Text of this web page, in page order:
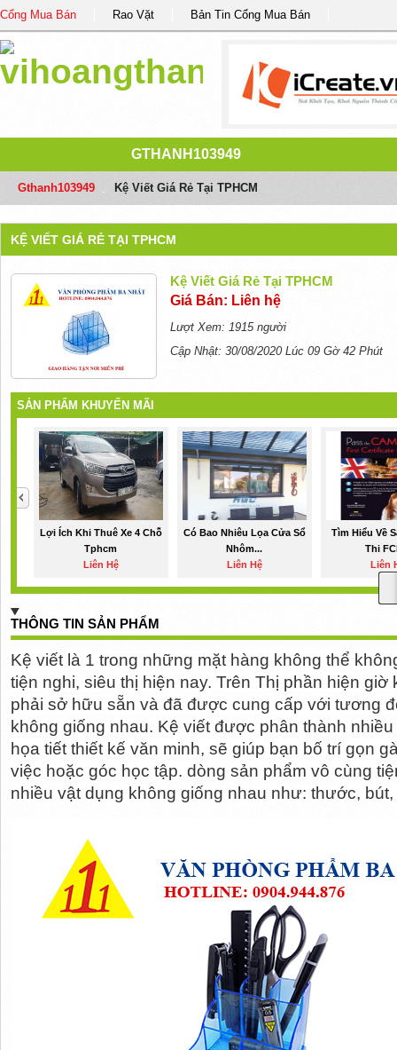
Cổng Mua Bán Rao Vặt Bản Tin Cổng Mua Bán
GTHANH103949
Gthanh103949 Kệ Viết Giá Rẻ Tại TPHCM
KỆ VIẾT GIÁ RẺ TẠI TPHCM
Kệ Viết Giá Rẻ Tại TPHCM
Giá Bán: Liên hệ
Lượt Xem: 1915 người
Cập Nhật: 30/08/2020 Lúc 09 Gờ 42 Phút
SẢN PHẨM KHUYẾN MÃI
Lợi Ích Khi Thuê Xe 4 Chỗ
Tphcm
Liên Hệ
Có Bao Nhiêu Lọa Cửa Sổ
Nhôm...
Liên Hệ
Tìm Hiểu Về
Thi
Liên
THÔNG TIN SẢN PHẨM
Kệ viết là 1 trong những mặt hàng không thể
tiện nghi, siêu thị hiện nay. Trên Thị phần hiện giờ
phải sở hữu sẵn và đã được cung cấp với tương
không giống nhau. Kệ viết được phân thành
họa tiết thiết kế văn minh, sẽ giúp bạn bố trí gọn
việc hoặc góc học tập. dòng sản phẩm vô cùng
nhiều vật dụng không giống nhau như: thước,